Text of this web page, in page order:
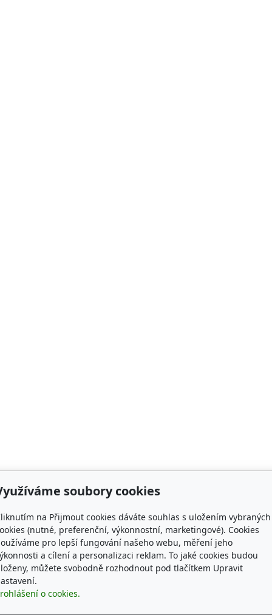
soubory cookies
na Přijmout cookies dáváte souhlas s uložením vybraných
(nutné, preferenční, výkonnostní, marketingové). Cookies
pro lepší fungování našeho webu, měření jeho
a cílení a personalizaci reklam. To jaké cookies budou
můžete svobodně rozhodnout pod tlačítkem Upravit
o cookies.